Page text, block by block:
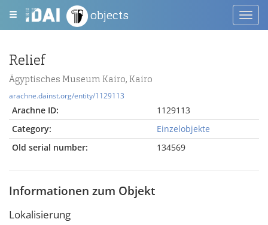
objects
Relief
Ägyptisches Museum Kairo, Kairo
arachne.dainst.org/entity/1129113
Arachne ID:
1129113
Category:
Einzelobjekte
Old serial number:
134569
Informationen zum Objekt
Lokalisierung